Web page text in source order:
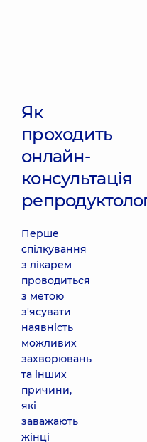
Як
проходить
онлайн-
консультація
Перше
спілкування
з лікарем
проводиться
з метою
з'ясувати
наявність
можливих
захворювань
та інших
причини,
які
заважають
жінці